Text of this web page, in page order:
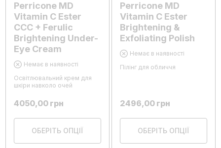
Perricone MD
Vitamin C Ester
CCC + Ferulic
Brightening Under-
Eye Cream
Немає в наявності
Освітлювальний крем для
шкіри навколо очей
4050,00 грн
ОБЕРІТЬ ОПЦІЇ
Perricone MD
Vitamin C Ester
Brightening &
Exfoliating Polish
Немає в наявності
Пілінг для обличчя
2496,00 грн
ОБЕРІТЬ ОПЦІЇ